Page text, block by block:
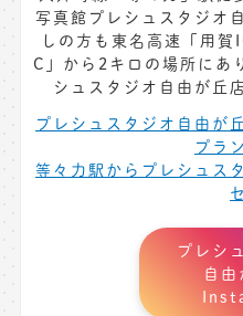
写真館プレシュスタジオ
しの方も東名高速「用
C」から2キロの場所にあ
シュスタジオ自由が丘
プレシュスタジオ自由が
プラ
等々力駅からプレシュス
プレシ
自由